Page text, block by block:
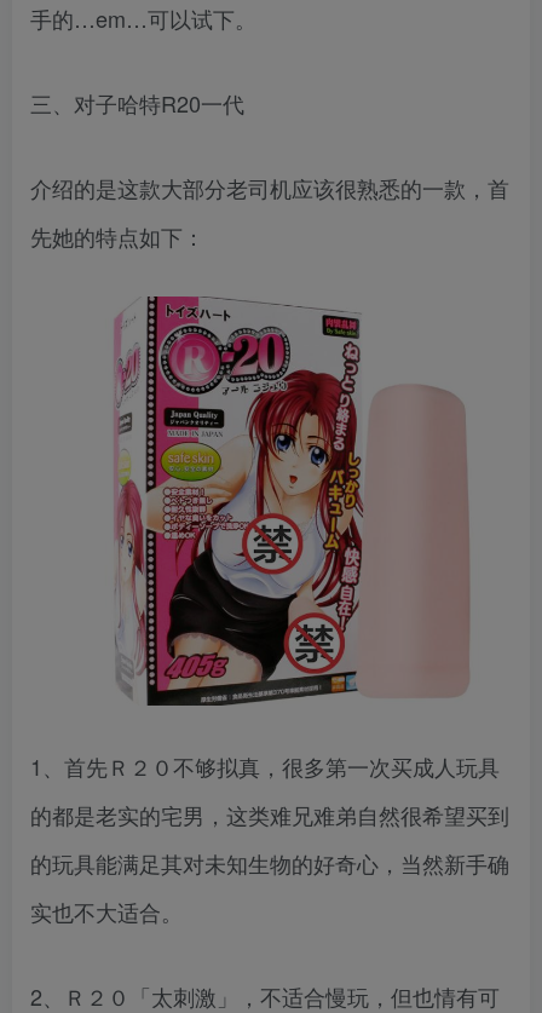
手的…em…可以试下。
三、对子哈特R20一代
介绍的是这款大部分老司机应该很熟悉的一款，首
先她的特点如下：
1、首先Ｒ２０不够拟真，很多第一次买成人玩具
的都是老实的宅男，这类难兄难弟自然很希望买到
的玩具能满足其对未知生物的好奇心，当然新手确
实也不大适合。
2、Ｒ２０「太刺激」，不适合慢玩，但也情有可